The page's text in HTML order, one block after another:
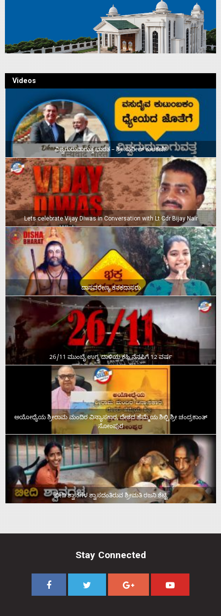
Videos
ವಿಶ್ವಗುರುವಾಗುತ್ತ ಭಾರತ – ಶ್ರೀ ಸುನೀಲ್‌ ಕುಲಕರ್ಣಿ
Lets celebrate Vijay Diwas in Conversation with Lt Cdr Bijay Nair
ದಾಸವರೇಣ್ಯ ಕನಕದಾಸರು
26/11 ಮುಂಬೈ ಉಗ್ರ ದಾಳಿಯ ಕಹಿ ನೆನಪಿಗೆ 12 ವರ್ಷ
ಅಯೋಧ್ಯೆಯ ಶ್ರೀರಾಮ ಮಂದಿರ ವಿನ್ಯಾಸಕಾರ, ದೇಶದ ಹೆಮ್ಮೆಯ ಶಿಲ್ಪಿ ಶ್ರೀ ಚಂದ್ರಕಾಂತ್‌
ಸೋಂಪುರ
ಬೀದಿ ಶ್ವಾನಗಳ ಶ್ವಾಸದಂತಿರುವ ಶ್ರೀಮತಿ ರಜನಿ ಶೆಟ್ಟಿ
Stay Connected